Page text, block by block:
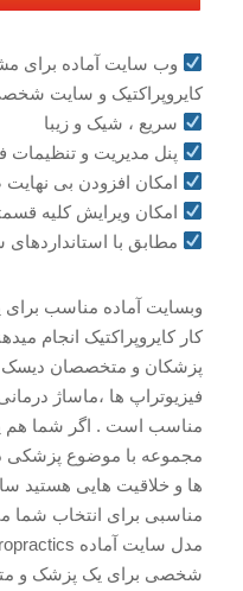
وب سایت آماده برای
کایروپراکتیک و سایت
سریع ، شیک و زیبا
پنل مدیریت و تنظیمات
امکان افزودن بی
امکان ویرایش کلیه
مطابق با استانداردهای
وبسایت آماده مناسب
کار کایروپراکتیک انجام
پزشکان و متخصصان دیسک
فیزیوتراپ ها ،ماساژ
مناسب است . اگر شما هم
مجموعه با موضوع پزشکی
شخصی برای یک پزشک و